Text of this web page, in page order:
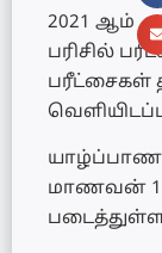
2021 ஆம்
பரிசில்
பரீட்சைகள்
மாணவன்